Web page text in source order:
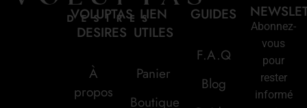
VOLUPTAS
DESIRES
À
propos
LIEN
UTILES
Panier
Boutique
GUIDES
F.A.Q
Blog
Abonnez-
vous
pour
rester
informé